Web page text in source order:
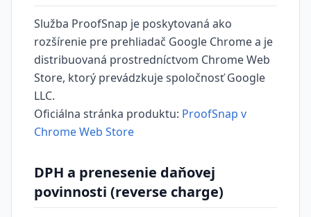
Služba ProofSnap je poskytovaná ako
rozšírenie pre prehliadač Google Chrome a je
distribuovaná prostredníctvom Chrome Web
Store, ktorý prevádzkuje spoločnosť Google
LLC.
Oficiálna stránka produktu: ProofSnap v
Chrome Web Store
DPH a prenesenie daňovej
povinnosti (reverse charge)